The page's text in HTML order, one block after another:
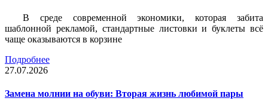
В среде современной экономики, которая забита
шаблонной рекламой, стандартные листовки и буклеты всё
чаще оказываются в корзине
Подробнее
27.07.2026
Замена молнии на обуви: Вторая жизнь любимой пары